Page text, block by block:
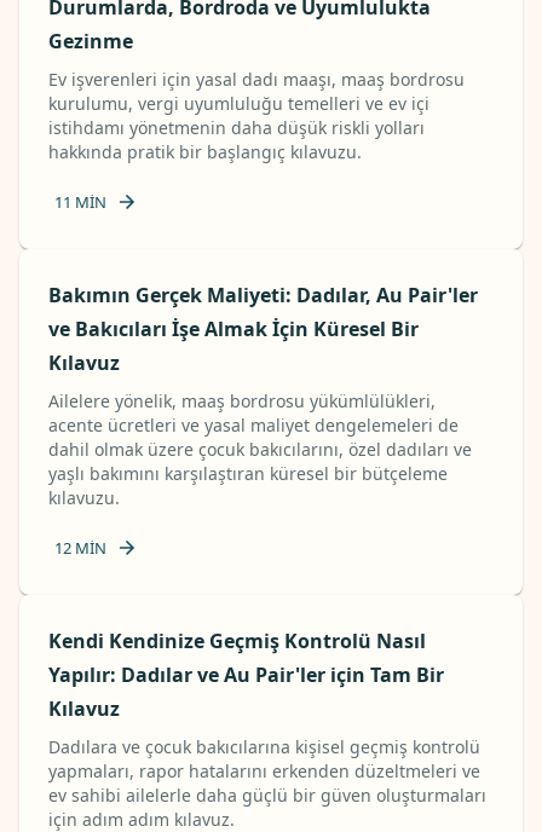
Durumlarda, Bordroda ve Uyumlulukta
Gezinme
Ev işverenleri için yasal dadı maaşı, maaş bordrosu
kurulumu, vergi uyumluluğu temelleri ve ev içi
istihdamı yönetmenin daha düşük riskli yolları
hakkında pratik bir başlangıç ​​kılavuzu.
11 MIN
Bakımın Gerçek Maliyeti: Dadılar, Au Pair'ler
ve Bakıcıları İşe Almak İçin Küresel Bir
Kılavuz
Ailelere yönelik, maaş bordrosu yükümlülükleri,
acente ücretleri ve yasal maliyet dengelemeleri de
dahil olmak üzere çocuk bakıcılarını, özel dadıları ve
yaşlı bakımını karşılaştıran küresel bir bütçeleme
kılavuzu.
12 MIN
Kendi Kendinize Geçmiş Kontrolü Nasıl
Yapılır: Dadılar ve Au Pair'ler için Tam Bir
Kılavuz
Dadılara ve çocuk bakıcılarına kişisel geçmiş kontrolü
yapmaları, rapor hatalarını erkenden düzeltmeleri ve
ev sahibi ailelerle daha güçlü bir güven oluşturmaları
için adım adım kılavuz.